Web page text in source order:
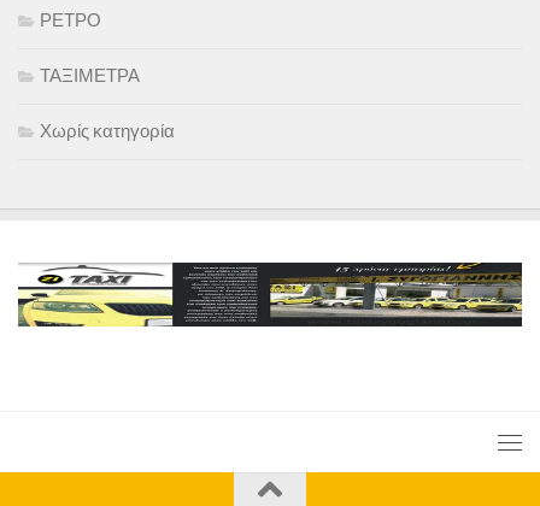
ΡΕΤΡΟ
ΤΑΞΙΜΕΤΡΑ
Χωρίς κατηγορία